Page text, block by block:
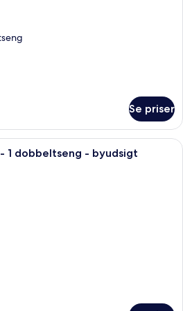
Se priser
Et hotelværelse med en stor seng,
dobbeltseng - byudsigt